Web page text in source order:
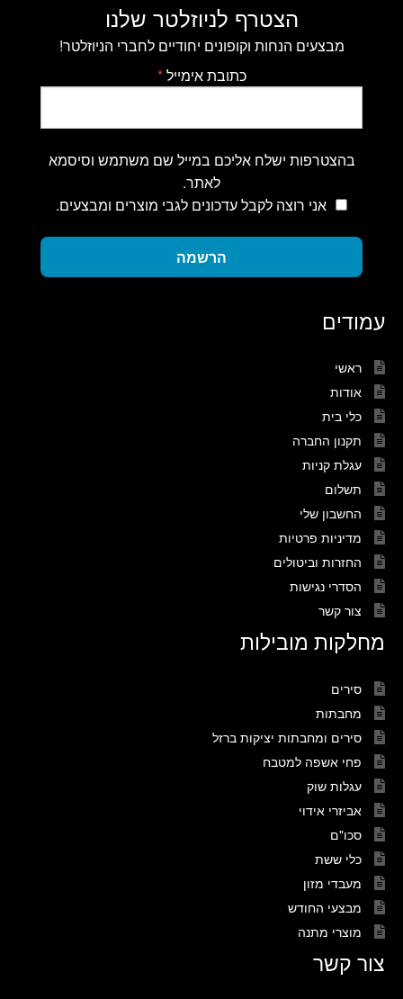
הצטרף לניוזלטר שלנו
מבצעים הנחות וקופונים יחודיים לחברי הניוזלטר!
כתובת אימייל*
בהצטרפות ישלח אליכם במייל שם משתמש וסיסמא
לאתר.
אני רוצה לקבל עדכונים לגבי מוצרים ומבצעים.
הרשמה
עמודים
ראשי
אודות
כלי בית
תקנון החברה
עגלת קניות
תשלום
החשבון שלי
מדיניות פרטיות
החזרות וביטולים
הסדרי נגישות
צור קשר
מחלקות מובילות
סירים
מחבתות
סירים ומחבתות יציקות ברזל
פחי אשפה למטבח
עגלות שוק
אביזרי אידוי
סכו"ם
כלי ששת
מעבדי מזון
מבצעי החודש
מוצרי מתנה
צור קשר